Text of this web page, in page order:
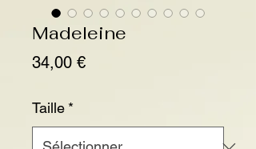
Madeleine
34,00 €Prix
Taille *